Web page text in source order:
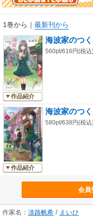
1巻から ｜ 最新刊から
作品紹介
海波家のつ
560pt/616円(税込
作品紹介
海波家のつ
580pt/638円(税込
会員
作家名： 淡路帆希 / えいひ